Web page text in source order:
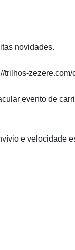
novidades.
trilhos-
evento de
e velocidade